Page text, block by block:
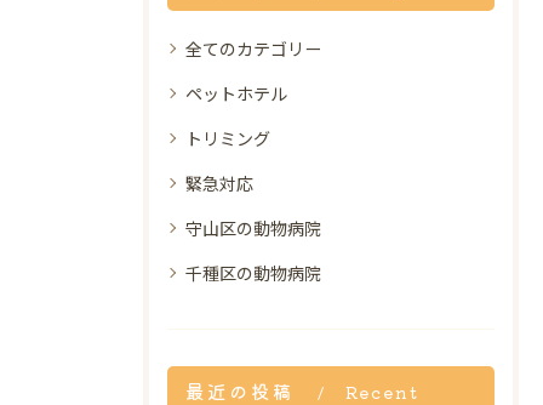
全てのカテゴリー
ペットホテル
トリミング
緊急対応
守山区の動物病院
千種区の動物病院
最近の投稿
Recent